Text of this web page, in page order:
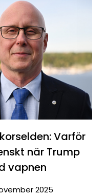
Varför
när Trump
vapnen
2025